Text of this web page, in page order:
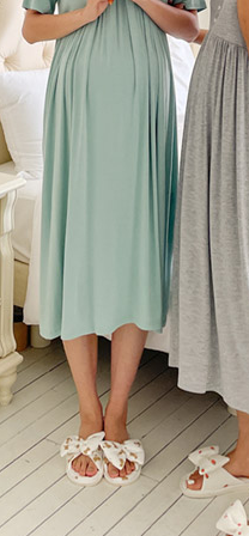
미확인입금자보기
이용안내